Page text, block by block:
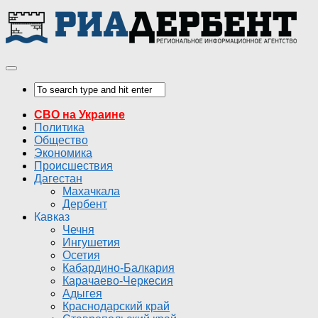
СВО на Украине
Политика
Общество
Экономика
Происшествия
Дагестан
Махачкала
Дербент
Кавказ
Чечня
Ингушетия
Осетия
Кабардино-Балкария
Карачаево-Черкесия
Адыгея
Краснодарский край